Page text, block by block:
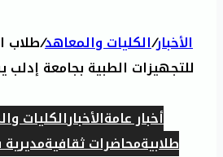
الأخبار/الكليات والمعاهد/طلاب
للتجهيزات الطبية بجامعة إدلب
أخبار عامةالأخبارالكليات
طلابيةمحاضرات ثقافية